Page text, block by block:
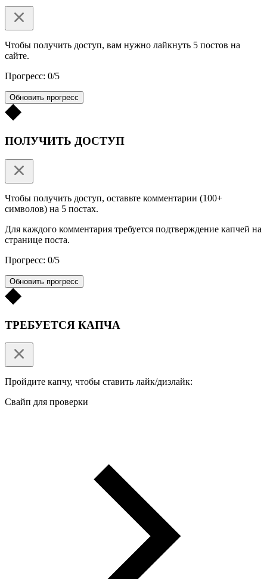
Чтобы получить доступ, вам нужно лайкнуть 5 постов на
сайте.
Прогресс: 0/5
Обновить прогресс
ПОЛУЧИТЬ ДОСТУП
Чтобы получить доступ, оставьте комментарии (100+
символов) на 5 постах.
Для каждого комментария требуется подтверждение капчей на
странице поста.
Прогресс: 0/5
Обновить прогресс
ТРЕБУЕТСЯ КАПЧА
Пройдите капчу, чтобы ставить лайк/дизлайк:
Свайп для проверки